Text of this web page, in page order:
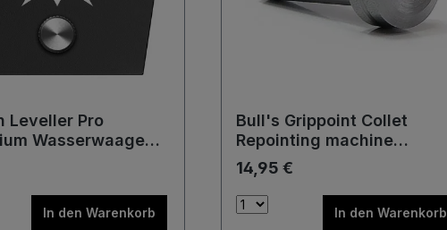
Leveller Pro
Wasserwaage
mit
Zubehör
In den Warenkorb
Bull's Grippoint Collet
Repointing machine
Werkzeug
14,95 €
In den Warenkorb